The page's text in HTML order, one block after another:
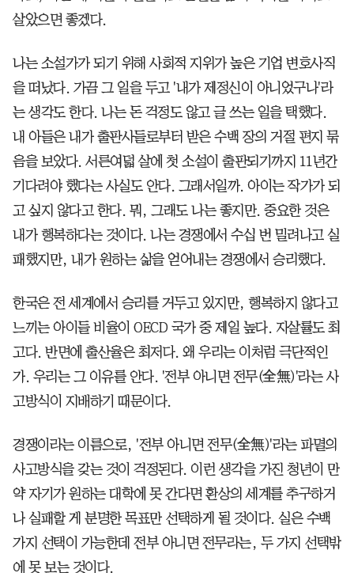
살았으면 좋겠다.
나는 소설가가 되기 위해 사회적 지위가 높은 기업 변호사직
을 떠났다. 가끔 그 일을 두고 '내가 제정신이 아니었구나'라
는 생각도 한다. 나는 돈 걱정도 않고 글 쓰는 일을 택했다.
내 아들은 내가 출판사들로부터 받은 수백 장의 거절 편지 묶
음을 보았다. 서른여덟 살에 첫 소설이 출판되기까지 11년간
기다려야 했다는 사실도 안다. 그래서일까. 아이는 작가가 되
고 싶지 않다고 한다. 뭐, 그래도 나는 좋지만. 중요한 것은
내가 행복하다는 것이다. 나는 경쟁에서 수십 번 밀려나고 실
패했지만, 내가 원하는 삶을 얻어내는 경쟁에서 승리했다.
한국은 전 세계에서 승리를 거두고 있지만, 행복하지 않다고
느끼는 아이들 비율이 OECD 국가 중 제일 높다. 자살률도 최
고다. 반면에 출산율은 최저다. 왜 우리는 이처럼 극단적인
가. 우리는 그 이유를 안다. '전부 아니면 전무(全無)'라는 사
고방식이 지배하기 때문이다.
경쟁이라는 이름으로, '전부 아니면 전무(全無)'라는 파멸의
사고방식을 갖는 것이 걱정된다. 이런 생각을 가진 청년이 만
약 자기가 원하는 대학에 못 간다면 환상의 세계를 추구하거
나 실패할 게 분명한 목표만 선택하게 될 것이다. 실은 수백
가지 선택이 가능한데 전부 아니면 전무라는, 두 가지 선택밖
에 못 보는 것이다.